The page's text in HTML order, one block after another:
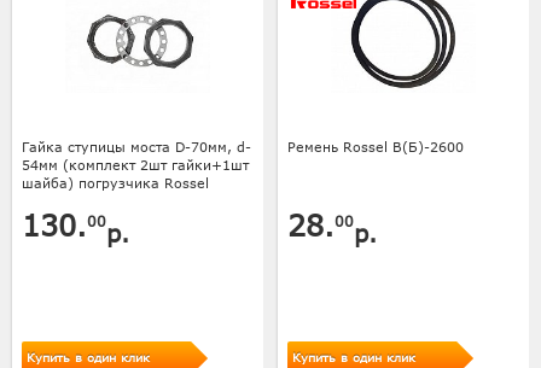
Гайка ступицы моста D-70мм, d-
54мм (комплект 2шт гайки+1шт
шайба) погрузчика Rossel
130.00р.
Купить в один клик
Ремень Rossel В(Б)-2600
28.00р.
Купить в один клик